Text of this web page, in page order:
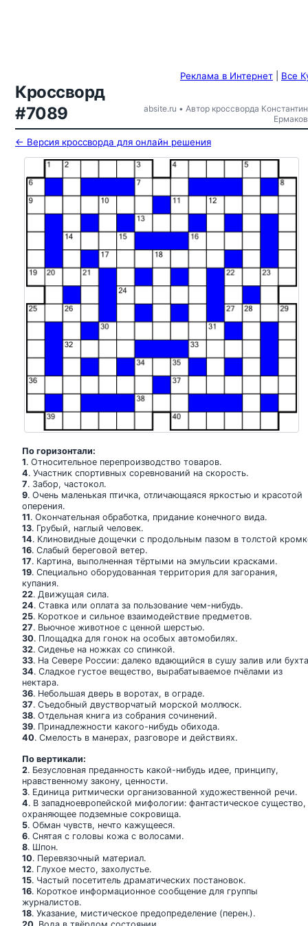
Реклама в Интернет Все
Кроссворд
#7089
absite.ru • Автор кроссворда Константин
Ермаков
← Версия кроссворда для онлайн решения
По горизонтали:
1. Относительное перепроизводство товаров.
4. Участник спортивных соревнований на скорость.
7. Забор, частокол.
9. Очень маленькая птичка, отличающаяся яркостью и красотой
оперения.
11. Окончательная обработка, придание конечного вида.
13. Грубый, наглый человек.
14. Клиновидные дощечки с продольным пазом в толстой
16. Слабый береговой ветер.
17. Картина, выполненная тёртыми на эмульсии красками.
19. Специально оборудованная территория для загорания,
купания.
22. Движущая сила.
24. Ставка или оплата за пользование чем-нибудь.
25. Короткое и сильное взаимодействие предметов.
27. Вьючное животное с ценной шерстью.
30. Площадка для гонок на особых автомобилях.
32. Сиденье на ножках со спинкой.
33. На Севере России: далеко вдающийся в сушу залив или
34. Сладкое густое вещество, вырабатываемое пчёлами из
нектара.
36. Небольшая дверь в воротах, в ограде.
37. Съедобный двустворчатый морской моллюск.
38. Отдельная книга из собрания сочинений.
39. Принадлежности какого-нибудь обихода.
40. Смелость в манерах, разговоре и действиях.
По вертикали:
2. Безусловная преданность какой-нибудь идее, принципу,
нравственному закону, ценности.
3. Единица ритмически организованной художественной речи.
4. В западноевропейской мифологии: фантастическое существо,
охраняющее подземные сокровища.
5. Обман чувств, нечто кажущееся.
6. Снятая с головы кожа с волосами.
8. Шпон.
10. Перевязочный материал.
12. Глухое место, захолустье.
15. Частый посетитель драматических постановок.
16. Короткое информационное сообщение для группы
журналистов.
18. Указание, мистическое предопределение (перен.).